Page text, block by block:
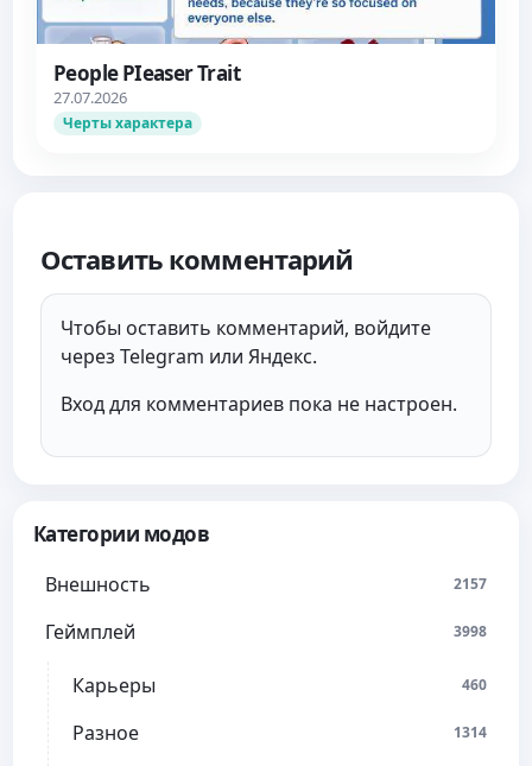
Категории модов
Внешность 2157
Геймплей 3998
Карьеры 460
Разное 1314
People PIeaser Trait
27.07.2026
Черты характера
Оставить комментарий
Чтобы оставить комментарий, войдите
через Telegram или Яндекс.
Вход для комментариев пока не настроен.